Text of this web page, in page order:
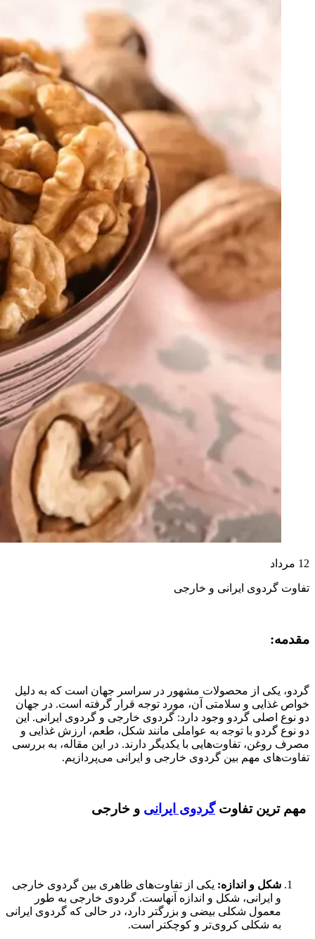
12 مرداد
تفاوت گردوی ایرانی و خارجی
مقدمه:
گردو، یکی از محصولات مشهور در سراسر جهان است که به دلیل
خواص غذایی و سلامتی آن، مورد توجه قرار گرفته است. در جهان
دو نوع اصلی گردو وجود دارد: گردوی خارجی و گردوی ایرانی. این
دو نوع گردو با توجه به عواملی مانند شکل، طعم، ارزش غذایی و
مصرف روغن، تفاوت‌هایی با یکدیگر دارند. در این مقاله، به بررسی
تفاوت‌های مهم بین گردوی خارجی و ایرانی می‌پردازیم.
مهم ترین تفاوتگردوی ایرانی و خارجی
شکل و اندازه: یکی از تفاوت‌های ظاهری بین گردوی خارجی
و ایرانی، شکل و اندازه آنهاست. گردوی خارجی به طور
معمول شکلی بیضی و بزرگتر دارد، در حالی که گردوی ایرانی
به شکلی کروی‌تر و کوچکتر است.